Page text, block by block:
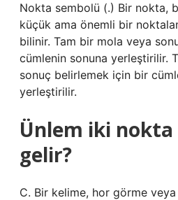
Nokta sembolü (.) Bir nokta,
küçük ama önemli bir
bilinir. Tam bir mola veya
cümlenin sonuna yerleştirilir.
sonuç belirlemek için bir
yerleştirilir.
Ünlem iki nokta
gelir?
C. Bir kelime, hor görme